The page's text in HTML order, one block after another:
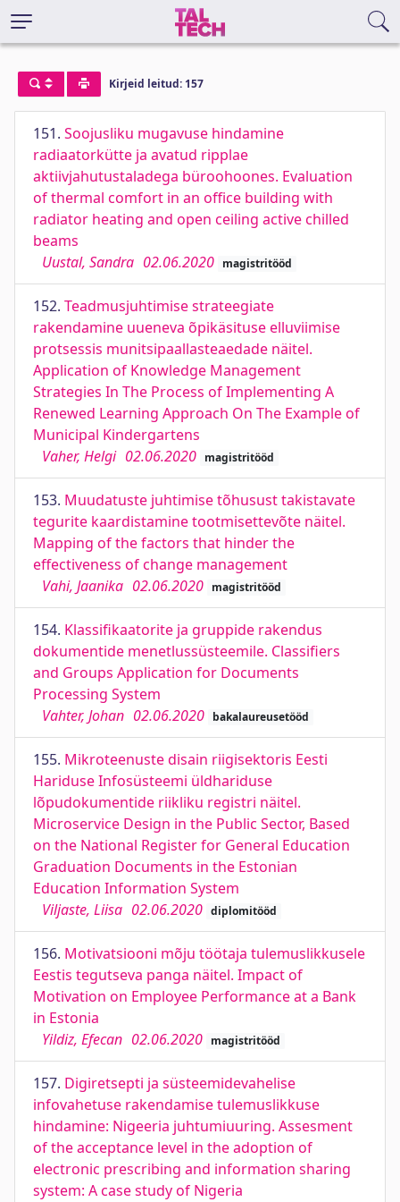
Kirjeid leitud: 157
151. Soojusliku mugavuse hindamine
radiaatorkütte ja avatud ripplae
aktiivjahutustaladega büroohoones. Evaluation
of thermal comfort in an office building with
radiator heating and open ceiling active chilled
beams
Uustal, Sandra 02.06.2020 magistritööd
152. Teadmusjuhtimise strateegiate
rakendamine uueneva õpikäsituse elluviimise
protsessis munitsipaallasteaedade näitel.
Application of Knowledge Management
Strategies In The Process of Implementing A
Renewed Learning Approach On The Example of
Municipal Kindergartens
Vaher, Helgi 02.06.2020 magistritööd
153. Muudatuste juhtimise tõhusust takistavate
tegurite kaardistamine tootmisettevõte näitel.
Mapping of the factors that hinder the
effectiveness of change management
Vahi, Jaanika 02.06.2020 magistritööd
154. Klassifikaatorite ja gruppide rakendus
dokumentide menetlussüsteemile. Classifiers
and Groups Application for Documents
Processing System
Vahter, Johan 02.06.2020 bakalaureusetööd
155. Mikroteenuste disain riigisektoris Eesti
Hariduse Infosüsteemi üldhariduse
lõpudokumentide riikliku registri näitel.
Microservice Design in the Public Sector, Based
on the National Register for General Education
Graduation Documents in the Estonian
Education Information System
Viljaste, Liisa 02.06.2020 diplomitööd
156. Motivatsiooni mõju töötaja tulemuslikkusele
Eestis tegutseva panga näitel. Impact of
Motivation on Employee Performance at a Bank
in Estonia
Yildiz, Efecan 02.06.2020 magistritööd
157. Digiretsepti ja süsteemidevahelise
infovahetuse rakendamise tulemuslikkuse
hindamine: Nigeeria juhtumiuuring. Assesment
of the acceptance level in the adoption of
electronic prescribing and information sharing
system: A case study of Nigeria